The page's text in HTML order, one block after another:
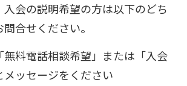
会の説明希望の方は以下のどち
合せください。
料電話相談希望」または「入会
ッセージをください